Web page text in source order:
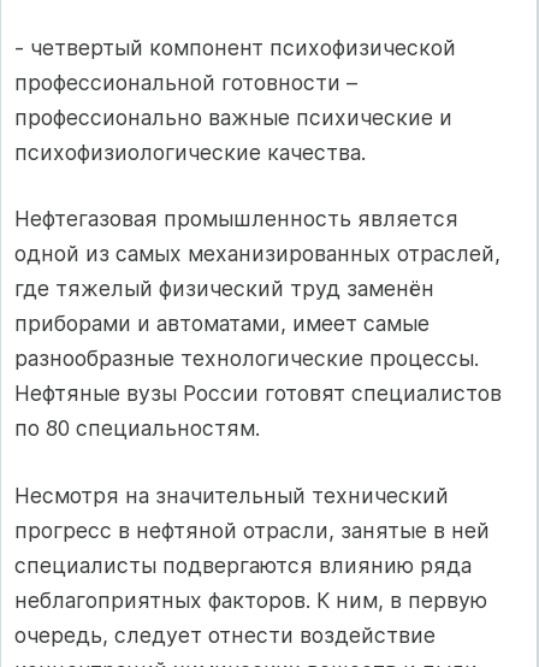
- четвертый компонент психофизической
профессиональной готовности –
профессионально важные психические и
психофизиологические качества.
Нефтегазовая промышленность является
одной из самых механизированных отраслей,
где тяжелый физический труд заменён
приборами и автоматами, имеет самые
разнообразные технологические процессы.
Нефтяные вузы России готовят специалистов
по 80 специальностям.
Несмотря на значительный технический
прогресс в нефтяной отрасли, занятые в ней
специалисты подвергаются влиянию ряда
неблагоприятных факторов. К ним, в первую
очередь, следует отнести воздействие